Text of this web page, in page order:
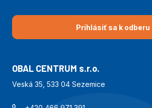
Prihlásiť sa k odberu
OBAL CENTRUM s.r.o.
Veská 35, 533 04 Sezemice